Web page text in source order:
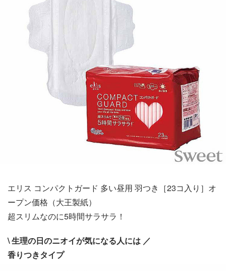
エリス コンパクトガード 多い昼用 羽つき［23コ入り］オ
ープン価格（大王製紙）
超スリムなのに5時間サラサラ！
\ 生理の日のニオイが気になる人には ／
香りつきタイプ